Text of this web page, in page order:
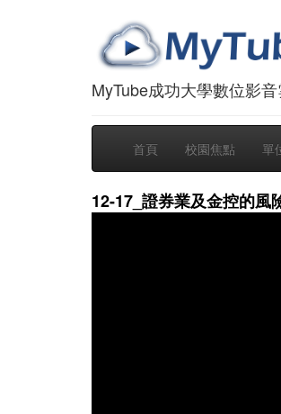
MyTube成功大學數位影音
首頁 校園焦點 單
12-17_證券業及金控的風